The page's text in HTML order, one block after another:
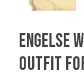
Engelse
Outfit